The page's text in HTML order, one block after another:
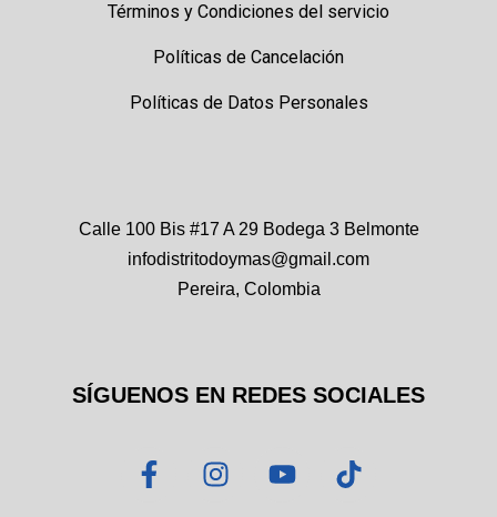
Términos y Condiciones del servicio
Políticas de Cancelación
Políticas de Datos Personales
Calle 100 Bis #17 A 29 Bodega 3 Belmonte
infodistritodoymas@gmail.com
Pereira, Colombia
SÍGUENOS EN REDES SOCIALES
F
a
I
n
Y
o
T
i